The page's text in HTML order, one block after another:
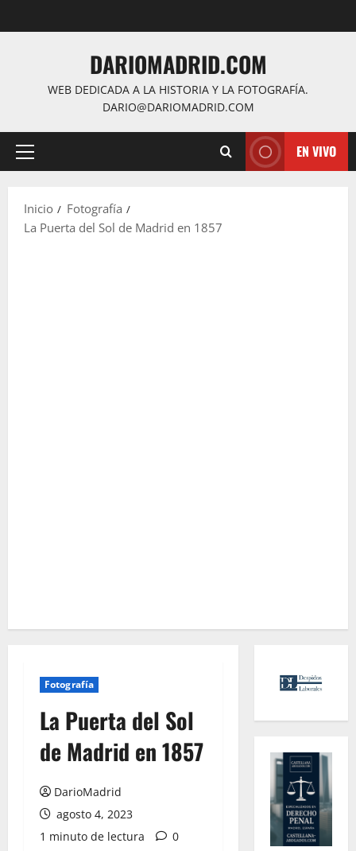
al
DARIOMADRID.COM
WEB DEDICADA A LA HISTORIA Y LA FOTOGRAFÍA.
DARIO@DARIOMADRID.COM
Menú
EN VIVO
Inicio
Fotografía
La Puerta del Sol de Madrid en 1857
Fotografía
La Puerta del Sol
de Madrid en 1857
DarioMadrid
agosto 4, 2023
1 minuto de lectura
0